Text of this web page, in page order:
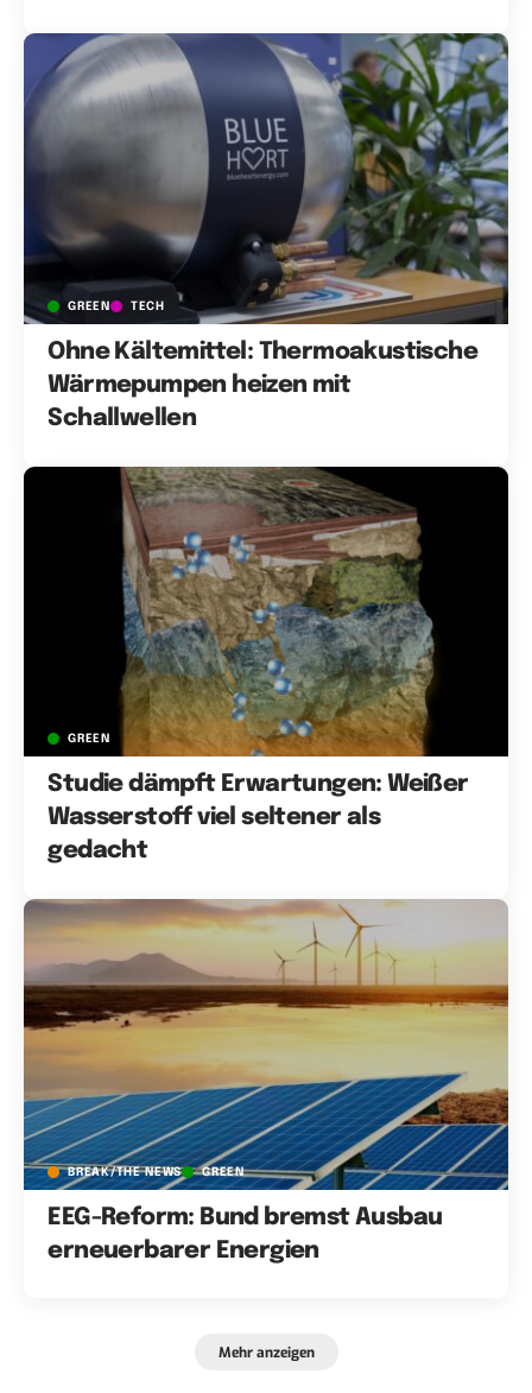
GREEN TECH
Ohne Kältemittel: Thermoakustische
Wärmepumpen heizen mit
Schallwellen
GREEN
Studie dämpft Erwartungen: Weißer
Wasserstoff viel seltener als
gedacht
BREAK/THE NEWS GREEN
EEG-Reform: Bund bremst Ausbau
erneuerbarer Energien
Mehr anzeigen